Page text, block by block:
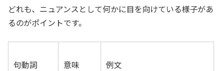
どれも、ニュアンスとして何かに目を向けている様子があ
るのがポイントです。
句動詞 意味 例文